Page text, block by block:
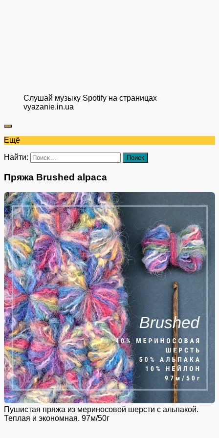
Слушай музыку Spotify на страницах
vyazanie.in.ua
Ещё
Найти:
Пряжа Brushed alpaca
Пушистая пряжа из мериносовой шерсти с альпакой.
Теплая и экономная. 97м/50г